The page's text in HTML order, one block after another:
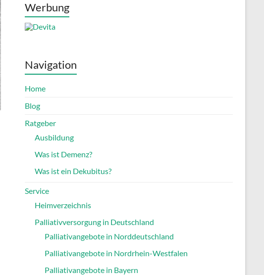
Werbung
Navigation
Home
Blog
Ratgeber
Ausbildung
Was ist Demenz?
Was ist ein Dekubitus?
Service
Heimverzeichnis
Palliativversorgung in Deutschland
Palliativangebote in Norddeutschland
Palliativangebote in Nordrhein-Westfalen
Palliativangebote in Bayern